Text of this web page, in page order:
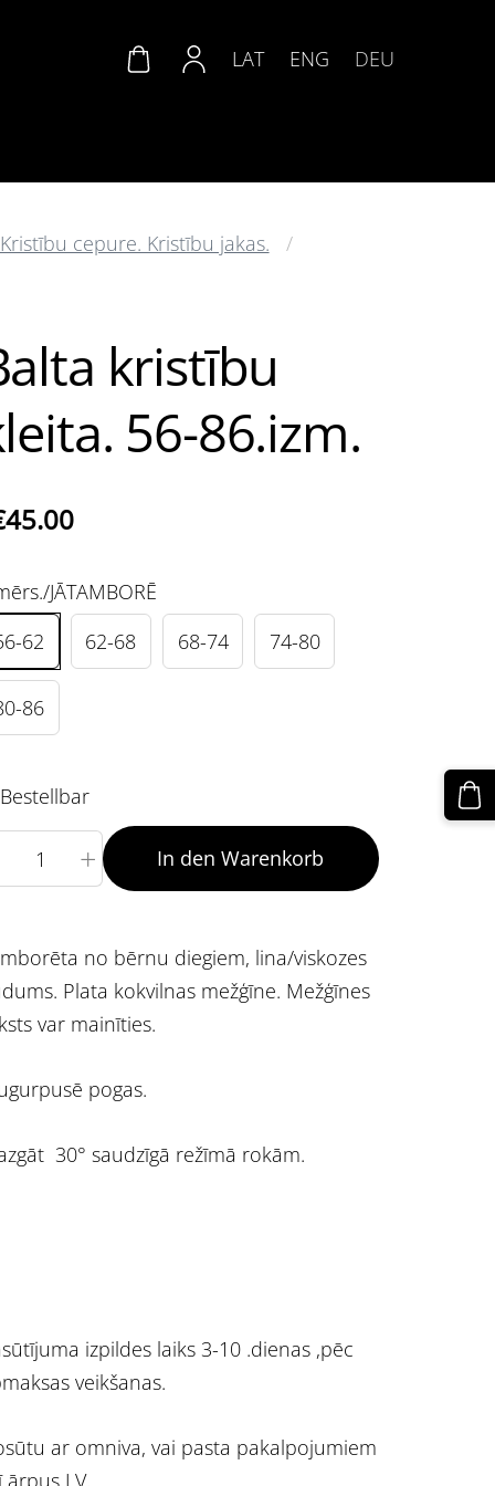
LAT ENG DEU
cepure. Kristību jakas.
kristību
56-86.izm.
JĀTAMBORĒ
62
62-68 68-74 74-80
86
Bestellbar
+ In den Warenkorb
no bērnu diegiem, lina/viskozes
Plata kokvilnas mežģīne. Mežģīnes
var mainīties.
pogas.
30° saudzīgā režīmā rokām.
izpildes laiks 3-10 .dienas ,pēc
veikšanas.
ar omniva, vai pasta pakalpojumiem
ārpus LV.